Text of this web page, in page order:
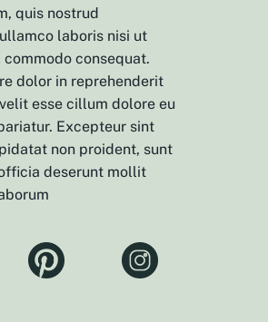
quis nostrud
laboris nisi ut
consequat.
dolor in reprehenderit
esse cillum dolore eu
Excepteur sint
non proident, sunt
deserunt mollit